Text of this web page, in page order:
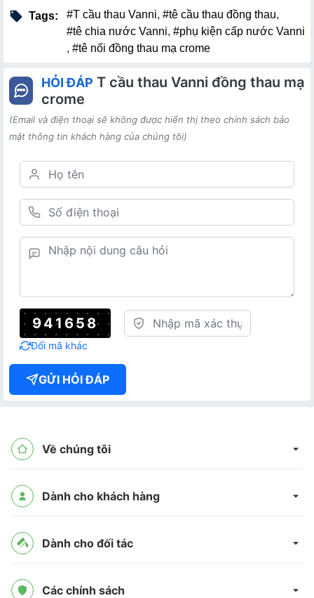
Tags: #T cầu thau Vanni, #tê cầu thau đồng thau,
#tê chia nước Vanni, #phụ kiện cấp nước Vanni
, #tê nối đồng thau mạ crome
HỎI ĐÁP T cầu thau Vanni đồng thau mạ
crome
(Email và điện thoại sẽ không được hiển thị theo chính sách bảo
mật thông tin khách hàng của chúng tôi)
941658
Đổi mã khác
GỬI HỎI ĐÁP
Về chúng tôi
Dành cho khách hàng
Dành cho đối tác
Các chính sách